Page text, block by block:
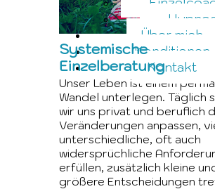
Über mich
Konditionen
Kontakt
Systemische
Einzelberatung
Unser Leben ist einem
Wandel unterlegen. Täglich
wir uns privat und beruflich
Veränderungen anpassen,
unterschiedliche, oft auch
widersprüchliche
erfüllen, zusätzlich kleine
größere Entscheidungen